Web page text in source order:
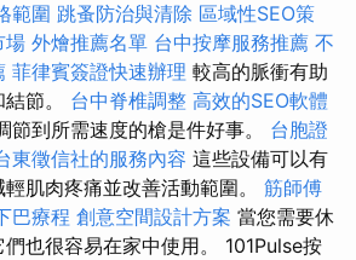
範圍 跳蚤防治與清除 區域性SEO策
場 外燴推薦名單 台中按摩服務推薦 不
菲律賓簽證快速辦理 較高的脈衝有助
節。 台中脊椎調整 高效的SEO軟體
節到所需速度的槍是件好事。 台胞證
東徵信社的服務內容 這些設備可以有
肌肉疼痛並改善活動範圍。 筋師傅
巴療程 創意空間設計方案 當您需要休
也很容易在家中使用。 101Pulse按